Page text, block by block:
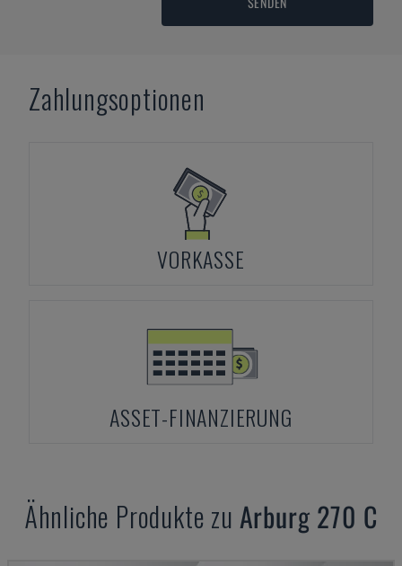
Zahlungsoptionen
VORKASSE
ASSET-FINANZIERUNG
Ähnliche Produkte zu Arburg 270 C